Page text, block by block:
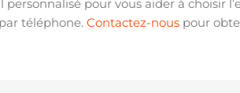
personnalisé pour vous aider à choisir
téléphone. Contactez-nous pour